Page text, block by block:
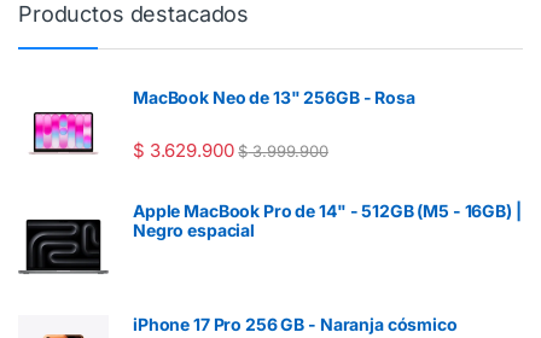
Productos destacados
MacBook Neo de 13" 256GB - Rosa
$ 3.629.900 $3.999.900
Apple MacBook Pro de 14" - 512GB (M5 - 16GB) |
Negro espacial
iPhone 17 Pro 256 GB - Naranja cósmico